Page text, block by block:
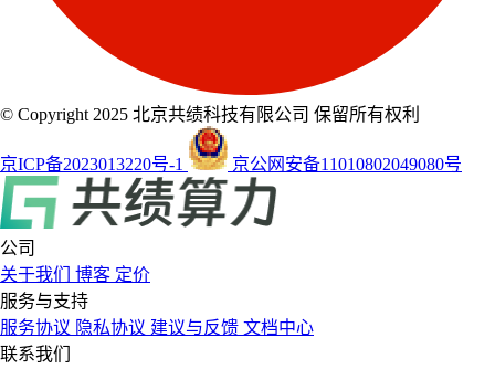
© Copyright 2025 北京共绩科技有限公司 保留所有权利
京ICP备2023013220号-1 京公网安备11010802049080号
公司
关于我们 博客 定价
服务与支持
服务协议 隐私协议 建议与反馈 文档中心
联系我们